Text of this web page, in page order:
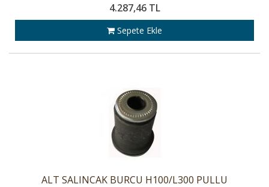
4.287,46 TL
Sepete Ekle
ALT SALINCAK BURCU H100/L300 PULLU